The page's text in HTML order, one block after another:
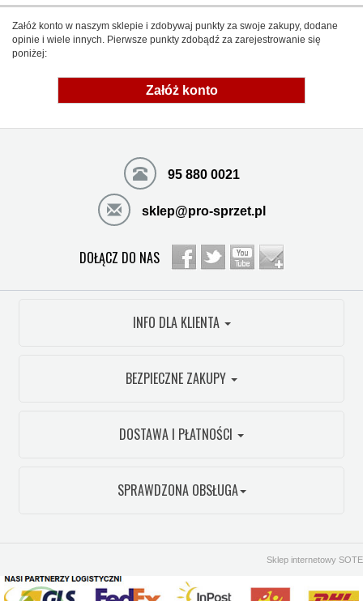
Załóż konto w naszym sklepie i zdobywaj punkty za swoje zakupy, dodane
opinie i wiele innych. Pierwsze punkty zdobądź za zarejestrowanie się
poniżej:
Załóż konto
95 880 0021
sklep@pro-sprzet.pl
DOŁĄCZ DO NAS
INFO DLA KLIENTA
BEZPIECZNE ZAKUPY
DOSTAWA I PŁATNOŚCI
SPRAWDZONA OBSŁUGA
Sklep internetowy SOTE